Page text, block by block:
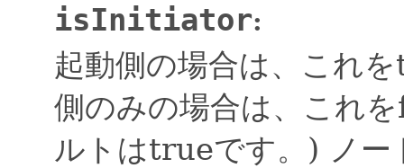
isInitiator:
起動側の場合は、これ
側のみの場合は、これ
ルトはtrueです。) ノ